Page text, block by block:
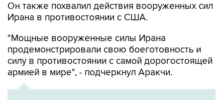
Он также похвалил действия вооруженных сил
Ирана в противостоянии с США.
"Мощные вооруженные силы Ирана
продемонстрировали свою боеготовность и
силу в противостоянии с самой дорогостоящей
армией в мире", - подчеркнул Аракчи.